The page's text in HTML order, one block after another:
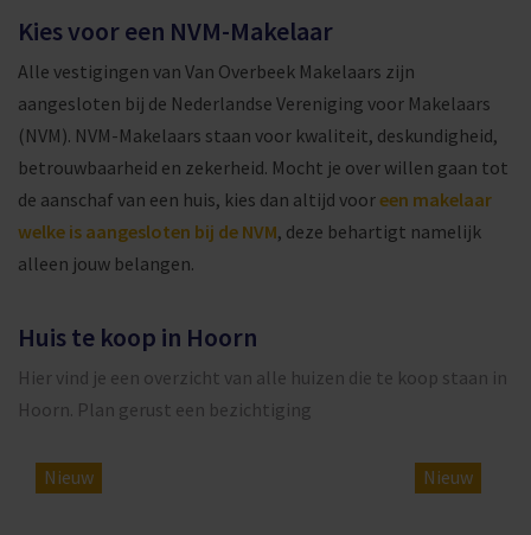
Kies voor een NVM-Makelaar
Alle vestigingen van Van Overbeek Makelaars zijn
aangesloten bij de Nederlandse Vereniging voor Makelaars
(NVM). NVM-Makelaars staan voor kwaliteit, deskundigheid,
betrouwbaarheid en zekerheid. Mocht je over willen gaan tot
de aanschaf van een huis, kies dan altijd vooreen makelaar
welke is aangesloten bij de NVM, deze behartigt namelijk
alleen jouw belangen.
Huis te koop in Hoorn
Hier vind je een overzicht van alle huizen die te koop staan in
Hoorn. Plan gerust een bezichtiging
Nieuw Nieuw